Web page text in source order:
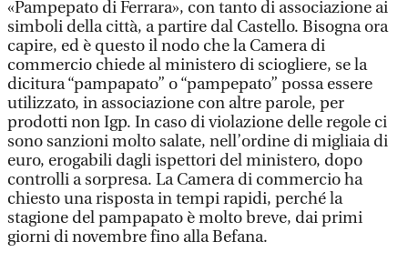
«Pampepato di Ferrara», con tanto di associazione ai
simboli della città, a partire dal Castello. Bisogna ora
capire, ed è questo il nodo che la Camera di
commercio chiede al ministero di sciogliere, se la
dicitura “pampapato” o “pampepato” possa essere
utilizzato, in associazione con altre parole, per
prodotti non Igp. In caso di violazione delle regole ci
sono sanzioni molto salate, nell’ordine di migliaia di
euro, erogabili dagli ispettori del ministero, dopo
controlli a sorpresa. La Camera di commercio ha
chiesto una risposta in tempi rapidi, perché la
stagione del pampapato è molto breve, dai primi
giorni di novembre fino alla Befana.